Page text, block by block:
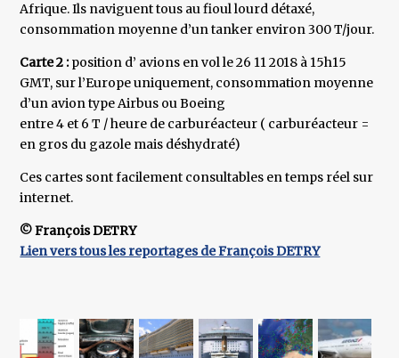
Afrique. Ils naviguent tous au fioul lourd détaxé,
consommation moyenne d’un tanker environ 300 T/jour.
Carte 2 :position d’ avions en vol le 26 11 2018 à 15h15
GMT, sur l’Europe uniquement, consommation moyenne
d’un avion type Airbus ou Boeing
entre 4 et 6 T / heure de carburéacteur ( carburéacteur =
en gros du gazole mais déshydraté)
Ces cartes sont facilement consultables en temps réel sur
internet.
© François DETRY
Lien vers tous les reportages de François DETRY